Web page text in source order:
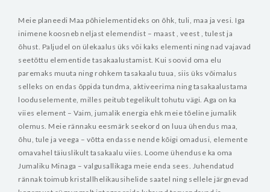
Meie planeedi Maa põhielementideks on õhk, tuli, maa ja vesi. Iga
inimene koosneb neljast elemendist – maast , veest , tulest ja
õhust. Paljudel on ülekaalus üks või kaks elementi ning nad vajavad
seetõttu elementide tasakaalustamist. Kui soovid oma elu
paremaks muuta ning rohkem tasakaalu tuua, siis üks võimalus
selleks on endas õppida tundma, aktiveerima ning tasakaalustama
looduselemente, milles peitub tegelikult tohutu vägi. Aga on ka
viies element – Vaim, jumalik energia ehk meie tõeline jumalik
olemus. Meie rännaku eesmärk seekord on luua ühendus maa,
õhu, tule ja veega – võtta endasse nende kõigi omadusi, elemente
omavahel täiuslikult tasakaalu viies. Loome ühenduse ka oma
Jumaliku Minaga – valgusallikaga meie enda sees. Juhendatud
rännak toimub kristallhelikausihelide saatel ning sellele järgnevad